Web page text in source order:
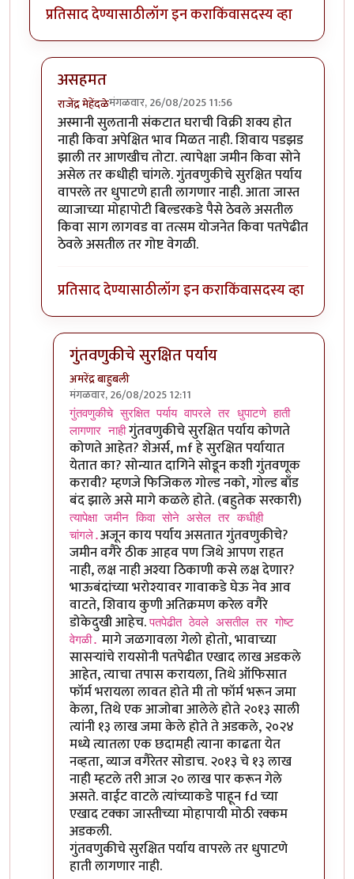
प्रतिसाद देण्यासाठीलॉग इन कराकिंवासदस्य व्हा
असहमत
राजेंद्र मेहेंदळेमंगळवार, 26/08/2025 11:56
In reply toएक कळीचा मुद्दा...byकर्नलतपस्वी
अस्मानी सुलतानी संकटात घराची विक्री शक्य होत
नाही किवा अपेक्षित भाव मिळत नाही. शिवाय पडझड
झाली तर आणखीच तोटा. त्यापेक्षा जमीन किवा सोने
असेल तर कधीही चांगले. गुंतवणुकीचे सुरक्षित पर्याय
वापरले तर धुपाटणे हाती लागणार नाही. आता जास्त
व्याजाच्या मोहापोटी बिल्डरकडे पैसे ठेवले असतील
किवा साग लागवड वा तत्सम योजनेत किवा पतपेढीत
ठेवले असतील तर गोष्ट वेगळी.
प्रतिसाद देण्यासाठीलॉग इन कराकिंवासदस्य व्हा
गुंतवणुकीचे सुरक्षित पर्याय
अमरेंद्र बाहुबली
मंगळवार, 26/08/2025 12:11
In reply toअसहमतbyराजेंद्र मेहेंदळे
गुंतवणुकीचे सुरक्षित पर्याय वापरले तर धुपाटणे हाती
लागणार नाहीगुंतवणुकीचे सुरक्षित पर्याय कोणते
कोणते आहेत? शेअर्स, mf हे सुरक्षित पर्यायात
येतात का? सोन्यात दागिने सोडून कशी गुंतवणूक
करावी? म्हणजे फिजिकल गोल्ड नको, गोल्ड बाँड
बंद झाले असे मागे कळले होते. (बहुतेक सरकारी)
त्यापेक्षा जमीन किवा सोने असेल तर कधीही
चांगले.अजून काय पर्याय असतात गुंतवणुकीचे?
जमीन वगैरे ठीक आहव पण जिथे आपण राहत
नाही, लक्ष नाही अश्या ठिकाणी कसे लक्ष देणार?
भाऊबंदांच्या भरोश्यावर गावाकडे घेऊ नेव आव
वाटते, शिवाय कुणी अतिक्रमण करेल वगैरे
डोकेदुखी आहेच.पतपेढीत ठेवले असतील तर गोष्ट
वेगळी. मागे जळगावला गेलो होतो, भावाच्या
सासऱ्यांचे रायसोनी पतपेढीत एखाद लाख अडकले
आहेत, त्याचा तपास करायला, तिथे ऑफिसात
फॉर्म भरायला लावत होते मी तो फॉर्म भरून जमा
केला, तिथे एक आजोबा आलेले होते २०१३ साली
त्यांनी १३ लाख जमा केले होते ते अडकले, २०२४
मध्ये त्यातला एक छदामही त्याना काढता येत
नव्हता, व्याज वगैरेतर सोडाच. २०१३ चे १३ लाख
नाही म्हटले तरी आज २० लाख पार करून गेले
असते. वाईट वाटले त्यांच्याकडे पाहून fd च्या
एखाद टक्का जास्तीच्या मोहापायी मोठी रक्कम
अडकली.
गुंतवणुकीचे सुरक्षित पर्याय वापरले तर धुपाटणे
हाती लागणार नाही.